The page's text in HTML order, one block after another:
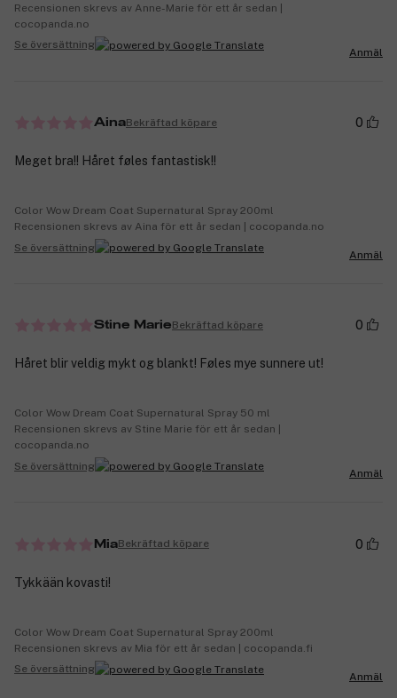
Recensionen skrevs av Anne-Marie för ett år sedan |
cocopanda.no
Se översättning
Anmäl
AinaBekräftad köpare 0
Meget bra!! Håret føles fantastisk!!
Color Wow Dream Coat Supernatural Spray 200ml
Recensionen skrevs av Aina för ett år sedan | cocopanda.no
Se översättning
Anmäl
Stine MarieBekräftad köpare 0
Håret blir veldig mykt og blankt! Føles mye sunnere ut!
Color Wow Dream Coat Supernatural Spray 50 ml
Recensionen skrevs av Stine Marie för ett år sedan |
cocopanda.no
Se översättning
Anmäl
MiaBekräftad köpare 0
Tykkään kovasti!
Color Wow Dream Coat Supernatural Spray 200ml
Recensionen skrevs av Mia för ett år sedan | cocopanda.fi
Se översättning
Anmäl